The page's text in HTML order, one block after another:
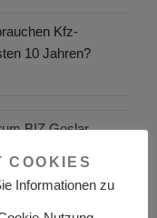
Kfz-
10 Jahren?
BIZ Goslar
COOKIES
Informationen zu